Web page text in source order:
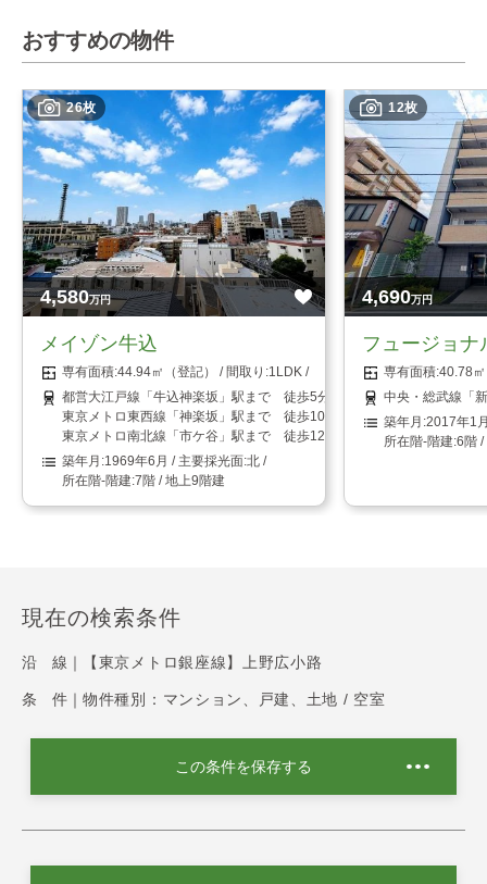
おすすめの物件
26枚
4,580万円
メイゾン牛込
44.94㎡（登記）
1LDK
都営大江戸線「牛込神楽坂」駅まで 徒歩5分
東京メトロ東西線「神楽坂」駅まで 徒歩10分
東京メトロ南北線「市ケ谷」駅まで 徒歩12分
1969年6月
北
7階 / 地上9階建
12枚
4,690万円
フュージョナ
40.78
中央・総武線「
2017年1
6階 /
現在の検索条件
沿 線｜ 【東京メトロ銀座線】上野広小路
条 件｜ 物件種別：マンション、戸建、土地 / 空室
この条件を保存する